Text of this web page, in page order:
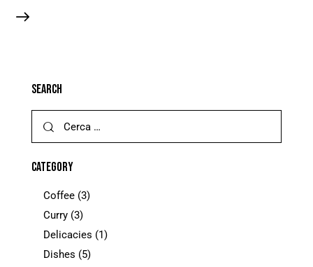
SEARCH
CATEGORY
Coffee (3)
Curry (3)
Delicacies (1)
Dishes (5)